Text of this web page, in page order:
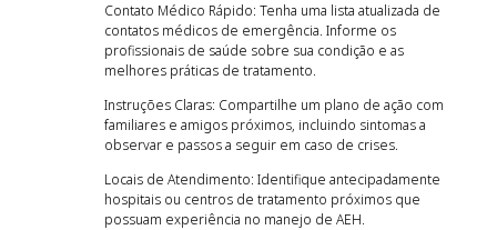
Contato Médico Rápido: Tenha uma lista atualizada de
contatos médicos de emergência. Informe os
profissionais de saúde sobre sua condição e as
melhores práticas de tratamento.
Instruções Claras: Compartilhe um plano de ação com
familiares e amigos próximos, incluindo sintomas a
observar e passos a seguir em caso de crises.
Locais de Atendimento: Identifique antecipadamente
hospitais ou centros de tratamento próximos que
possuam experiência no manejo de AEH.